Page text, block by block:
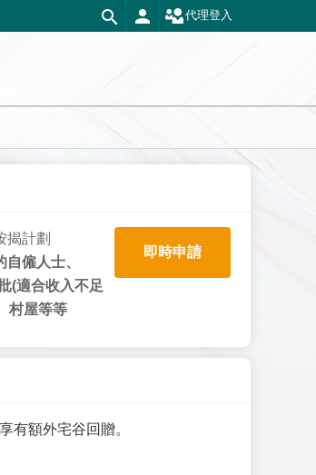
代理登入
揭計劃
僱人士、
(適合收入不足
村屋等等
即時申請
有額外宅谷回贈。